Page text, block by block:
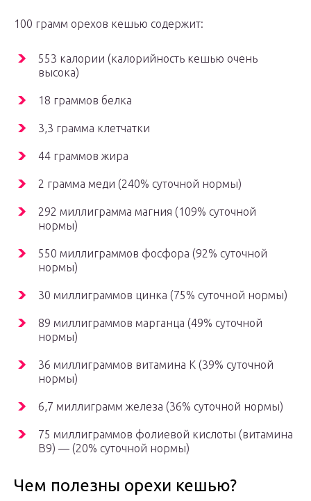
100 грамм орехов кешью содержит:
553 калории (калорийность кешью очень
высока)
18 граммов белка
3,3 грамма клетчатки
44 граммов жира
2 грамма меди (240% суточной нормы)
292 миллиграмма магния (109% суточной
нормы)
550 миллиграммов фосфора (92% суточной
нормы)
30 миллиграммов цинка (75% суточной нормы)
89 миллиграммов марганца (49% суточной
нормы)
36 миллиграммов витамина K (39% суточной
нормы)
6,7 миллиграмм железа (36% суточной нормы)
75 миллиграммов фолиевой кислоты (витамина
B9) — (20% суточной нормы)
Чем полезны орехи кешью?